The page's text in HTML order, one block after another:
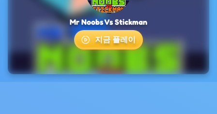
Mr Noobs Vs Stickman
지금 플레이